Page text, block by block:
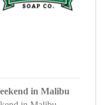
in Malibu